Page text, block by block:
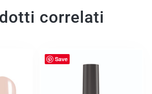
correlati
Save